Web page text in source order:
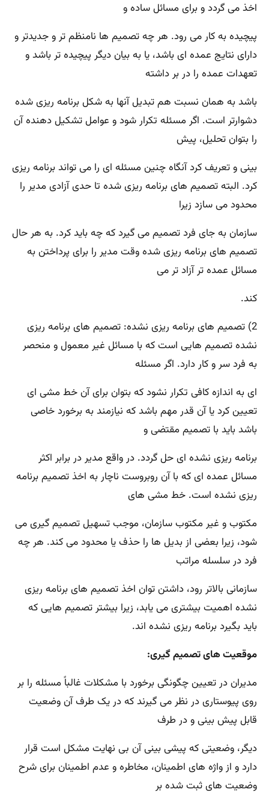
اخذ می گردد و برای مسائل ساده و
پیچیده به کار می رود. هر چه تصمیم ها نامنظم تر و جدیدتر و
دارای نتایج عمده ای باشد، یا به بیان دیگر پیچیده تر باشد و
تعهدات عمده را در بر داشته
باشد به همان نسبت هم تبدیل آنها به شکل برنامه ریزی شده
دشوارتر است. اگر مسئله تکرار شود و عوامل تشکیل دهنده آن
را بتوان تحلیل، پیش
بینی و تعریف کرد آنگاه چنین مسئله ای را می تواند برنامه ریزی
کرد. البته تصمیم های برنامه ریزی شده تا حدی آزادی مدیر را
محدود می سازد زیرا
سازمان به جای فرد تصمیم می گیرد که چه باید کرد. به هر حال
تصمیم های برنامه ریزی شده وقت مدیر را برای پرداختن به
مسائل عمده تر آزاد تر می
کند.
2) تصمیم های برنامه ریزی نشده: تصمیم های برنامه ریزی
نشده تصمیم هایی است که با مسائل غیر معمول و منحصر
به فرد سر و کار دارد. اگر مسئله
ای به اندازه کافی تکرار نشود که بتوان برای آن خط مشی ای
تعیین کرد یا آن قدر مهم باشد که نیازمند به برخورد خاصی
باشد باید با تصمیم مقتضی و
برنامه ریزی نشده ای حل گردد. در واقع مدیر در برابر اکثر
مسائل عمده ای که با آن روبروست ناچار به اخذ تصمیم برنامه
ریزی نشده است. خط مشی های
مکتوب و غیر مکتوب سازمان، موجب تسهیل تصمیم گیری می
شود، زیرا بعضی از بدیل ها را حذف یا محدود می کند. هر چه
فرد در سلسله مراتب
سازمانی بالاتر رود، داشتن توان اخذ تصمیم های برنامه ریزی
نشده اهمیت بیشتری می یابد، زیرا بیشتر تصمیم هایی که
باید بگیرد برنامه ریزی نشده اند.
موقعیت های تصمیم گیری:
مدیران در تعیین چگونگی برخورد با مشکلات غالباً مسئله را بر
روی پیوستاری در نظر می گیرند که در یک طرف آن وضعیت
قابل پیش بینی و در طرف
دیگر، وضعیتی که پیشی بینی آن بی نهایت مشکل است قرار
دارد و از واژه های اطمینان، مخاطره و عدم اطمینان برای شرح
وضعیت های ثبت شده بر